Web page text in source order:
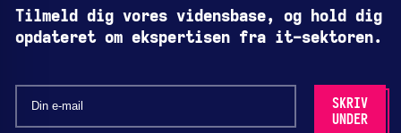
Tilmeld dig vores vidensbase, og hold dig
opdateret om ekspertisen fra it-sektoren.